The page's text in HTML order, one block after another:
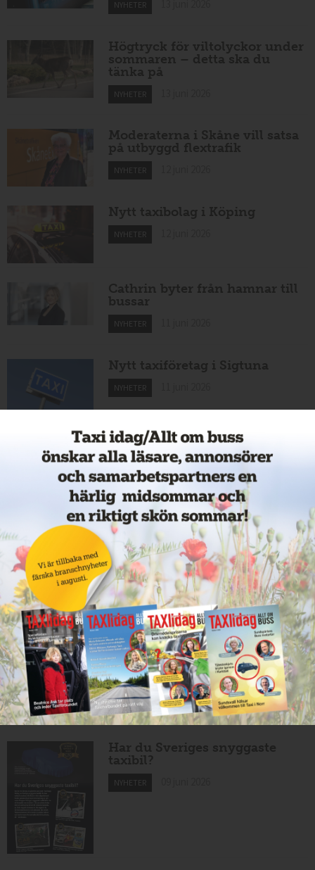
NYHETER
Högtryck för viltolyckor under
sommaren – detta ska du
tänka på
NYHETER
Moderaterna i Skåne vill satsa
på utbyggd flextrafik
NYHETER
Nytt taxibolag i Köping
NYHETER
Cathrin byter från hamnar till
bussar
NYHETER
Nytt taxiföretag i Sigtuna
NYHETER
Nytt taxibolag i Borlänge
NYHETER 11 juni 2026
Taxibommar fick inte avsedd
effekt vid Lund C
NYHETER 10 juni 2026
Nytt taxibolag i Borlänge
NYHETER 10 juni 2026
Mexikansk elbil för 80 000
kronor ny på marknaden
NYHETER 10 juni 2026
Har du Sveriges snyggaste
taxibil?
NYHETER